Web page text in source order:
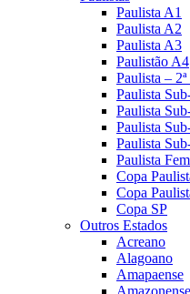
Paulista A1
Paulista A2
Paulista A3
Paulistão A4
Paulista –
Paulista
Paulista
Paulista
Paulista
Paulista
Copa
Copa
Copa SP
Outros Estados
Acreano
Alagoano
Amapaense
Amazonense